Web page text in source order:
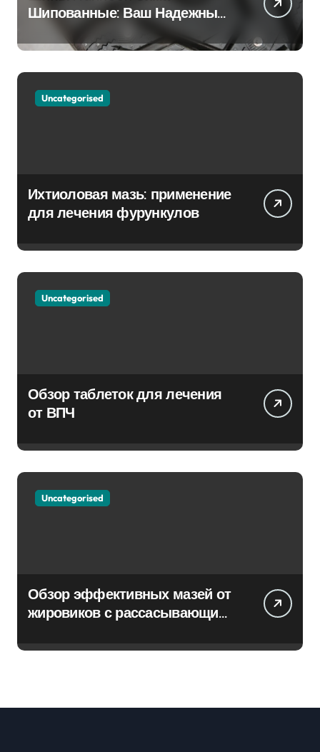
Шипованные: Ваш Надежный
Партнёр на Снежных Дорогах
Uncategorised
Ихтиоловая мазь: применение
для лечения фурункулов
Uncategorised
Обзор таблеток для лечения
от ВПЧ
Uncategorised
Обзор эффективных мазей от
жировиков с рассасывающим